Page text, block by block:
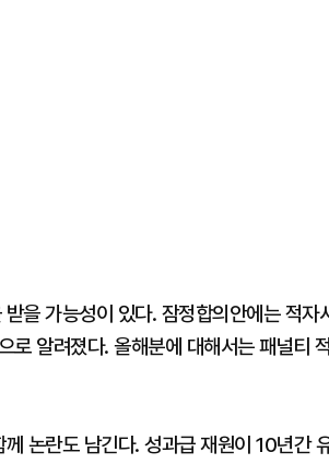
을 가능성이 있다. 잠정합의안에는 적자
알려졌다. 올해분에 대해서는 패널티
논란도 남긴다. 성과급 재원이 10년간